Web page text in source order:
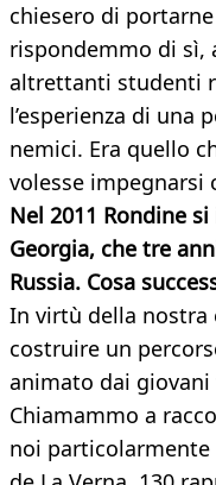
chiesero di
rispondemmo di sì,
altrettanti studenti
l’esperienza di una
nemici. Era quello
volesse impegnarsi
Nel 2011 Rondine
Georgia, che tre
Russia. Cosa
In virtù della nostra
costruire un
animato dai
Chiamammo a
noi particolarmente